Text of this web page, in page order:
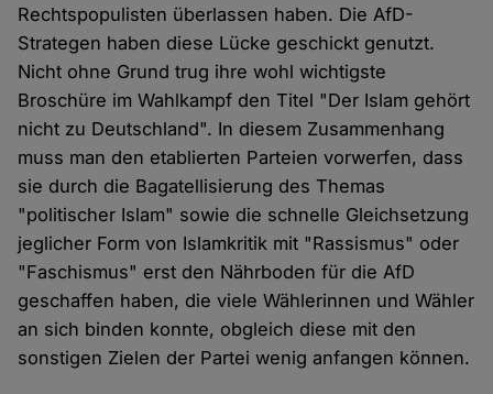
Rechtspopulisten überlassen haben. Die AfD-
Strategen haben diese Lücke geschickt genutzt.
Nicht ohne Grund trug ihre wohl wichtigste
Broschüre im Wahlkampf den Titel "Der Islam gehört
nicht zu Deutschland". In diesem Zusammenhang
muss man den etablierten Parteien vorwerfen, dass
sie durch die Bagatellisierung des Themas
"politischer Islam" sowie die schnelle Gleichsetzung
jeglicher Form von Islamkritik mit "Rassismus" oder
"Faschismus" erst den Nährboden für die AfD
geschaffen haben, die viele Wählerinnen und Wähler
an sich binden konnte, obgleich diese mit den
sonstigen Zielen der Partei wenig anfangen können.